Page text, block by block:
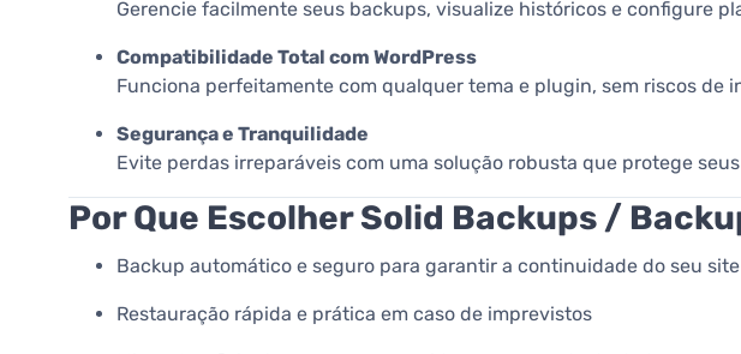
Gerencie facilmente seus backups, visualize históricos e configure
Compatibilidade Total com WordPress
Funciona perfeitamente com qualquer tema e plugin, sem riscos de
Segurança e Tranquilidade
Evite perdas irreparáveis com uma solução robusta que protege
Por Que Escolher Solid Backups /
Backup automático e seguro para garantir a continuidade do seu site
Restauração rápida e prática em caso de imprevistos